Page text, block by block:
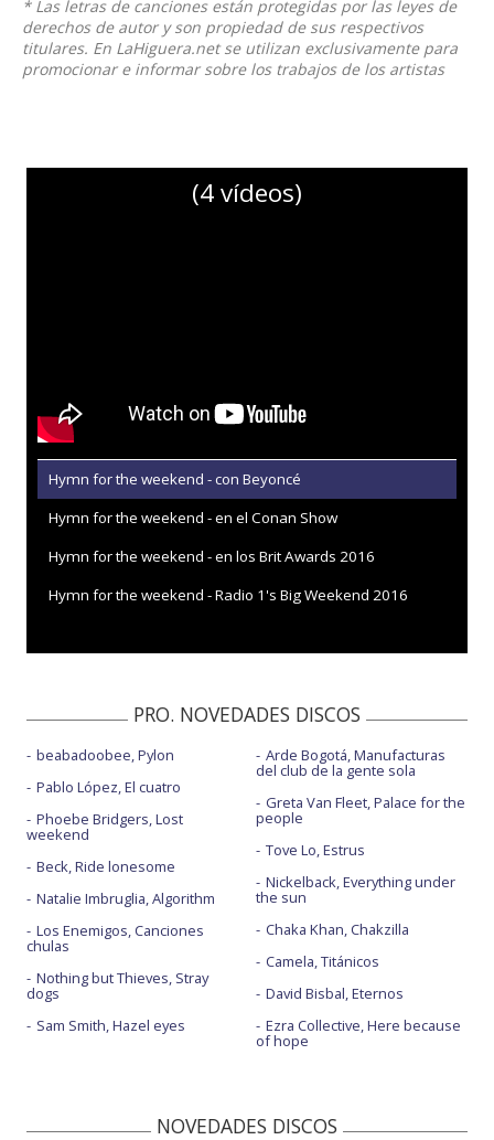
* Las letras de canciones están protegidas por las leyes de
derechos de autor y son propiedad de sus respectivos
titulares. En LaHiguera.net se utilizan exclusivamente para
promocionar e informar sobre los trabajos de los artistas
(4 vídeos)
Hymn for the weekend - con Beyoncé
Hymn for the weekend - en el Conan Show
Hymn for the weekend - en los Brit Awards 2016
Hymn for the weekend - Radio 1's Big Weekend 2016
PRO. NOVEDADES DISCOS
beabadoobee, Pylon
Pablo López, El cuatro
Phoebe Bridgers, Lost
weekend
Beck, Ride lonesome
Natalie Imbruglia, Algorithm
Los Enemigos, Canciones
chulas
Nothing but Thieves, Stray
dogs
Sam Smith, Hazel eyes
Arde Bogotá, Manufacturas
del club de la gente sola
Greta Van Fleet, Palace for the
people
Tove Lo, Estrus
Nickelback, Everything under
the sun
Chaka Khan, Chakzilla
Camela, Titánicos
David Bisbal, Eternos
Ezra Collective, Here because
of hope
NOVEDADES DISCOS